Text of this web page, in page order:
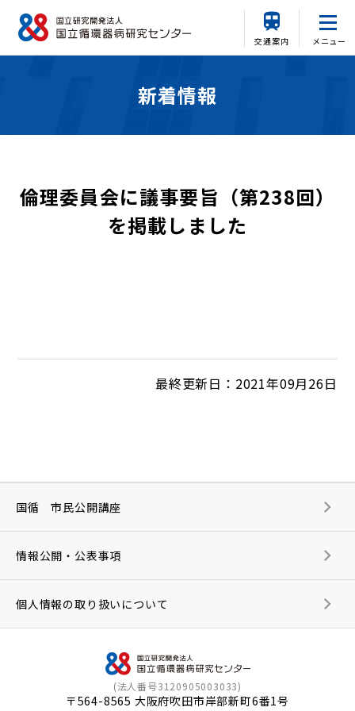
交通案内 メニュー
新着情報
倫理委員会に議事要旨（第238回）
を掲載しました
最終更新日：2021年09月26日
(法人番号3120905003033)
〒564-8565 大阪府吹田市岸部新町6番1号
国循 市民公開講座
情報公開・公表事項
個人情報の取り扱いについて